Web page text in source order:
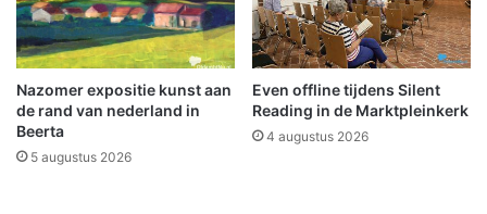
n
N
e
d
e
r
l
p
h
y
i
n
Z
a
Nazomer expositie kunst aan
de rand van nederland in
Beerta
5 augustus 2026
Even offline tijdens Silent
Reading in de Marktpleinkerk
4 augustus 2026